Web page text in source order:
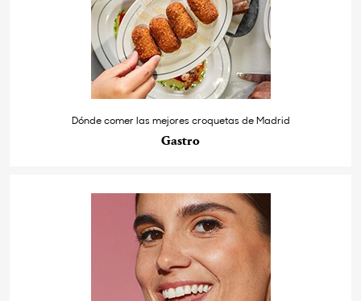
Dónde comer las mejores croquetas de Madrid
Gastro